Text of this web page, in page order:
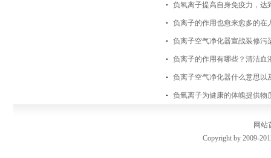
负氧离子提高自身免疫力，达
负离子的作用也愈来愈多的在
负离子空气净化器宣战装修污
负离子的作用有哪些？清洁血
负离子空气净化器什么意思以
负氧离子为健康的体魄提供物
网站
Copyright by 2009-